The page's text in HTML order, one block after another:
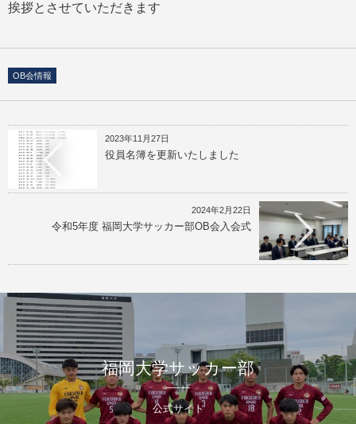
挨拶とさせていただきます
OB会情報
2023年11月27日
役員名簿を更新いたしました
2024年2月22日
令和5年度 福岡大学サッカー部OB会入会式
福岡大学サッカー部
公式サイト